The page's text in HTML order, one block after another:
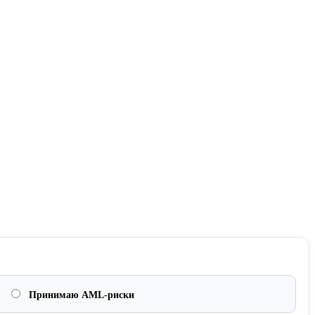
Принимаю AML-риски